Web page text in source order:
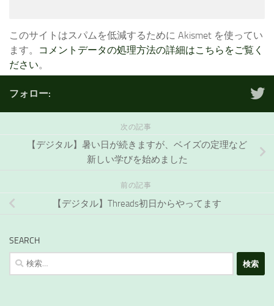
このサイトはスパムを低減するために Akismet を使ってい
ます。
コメントデータの処理方法の詳細はこちらをご覧く
ださい。
フォロー:
次の記事
【デジタル】暑い日が続きますが、ベイズの定理など
新しい学びを始めました
前の記事
【デジタル】Threads初日からやってます
SEARCH
検
索: